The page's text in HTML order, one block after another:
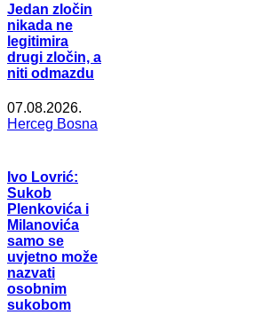
Jedan zločin
nikada ne
legitimira
drugi zločin, a
niti odmazdu
07.08.2026.
Herceg Bosna
Ivo Lovrić:
Sukob
Plenkovića i
Milanovića
samo se
uvjetno može
nazvati
osobnim
sukobom